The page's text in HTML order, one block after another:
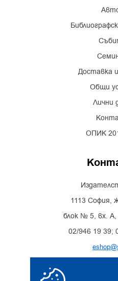
Доставка
Общи
Лични
ОПИК
1113 София,
блок № 5, вх.
02/946 19 39;